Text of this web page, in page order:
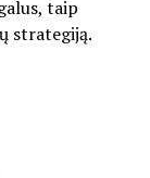
taip
strategiją.